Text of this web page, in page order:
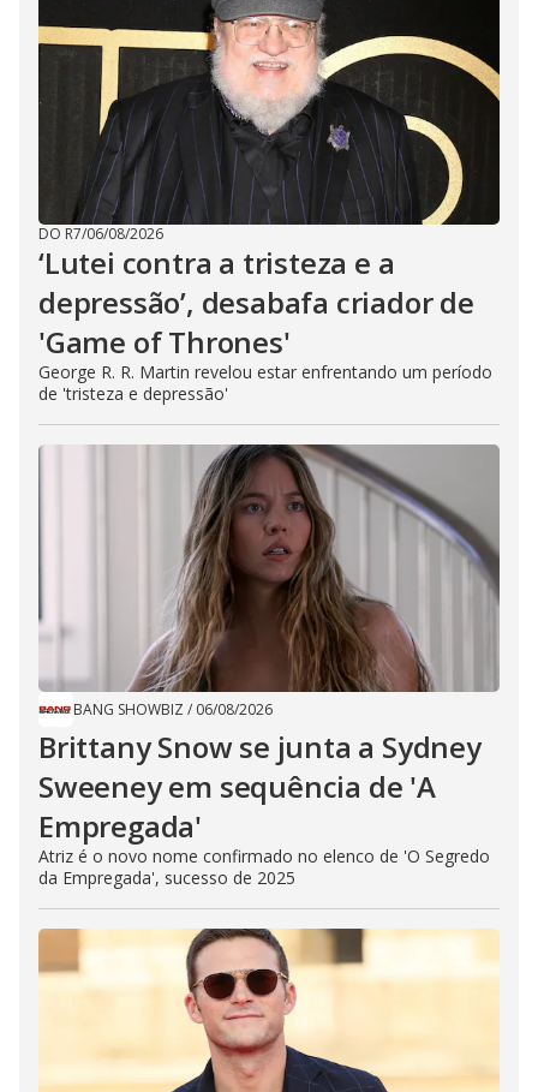
DO R7/06/08/2026
‘Lutei contra a tristeza e a
depressão’, desabafa criador de
'Game of Thrones'
George R. R. Martin revelou estar enfrentando um período
de 'tristeza e depressão'
BANG SHOWBIZ / 06/08/2026
Brittany Snow se junta a Sydney
Sweeney em sequência de ​'A
Empregada​'
Atriz é o novo nome confirmado no elenco de 'O Segredo
da Empregada', sucesso de 2025